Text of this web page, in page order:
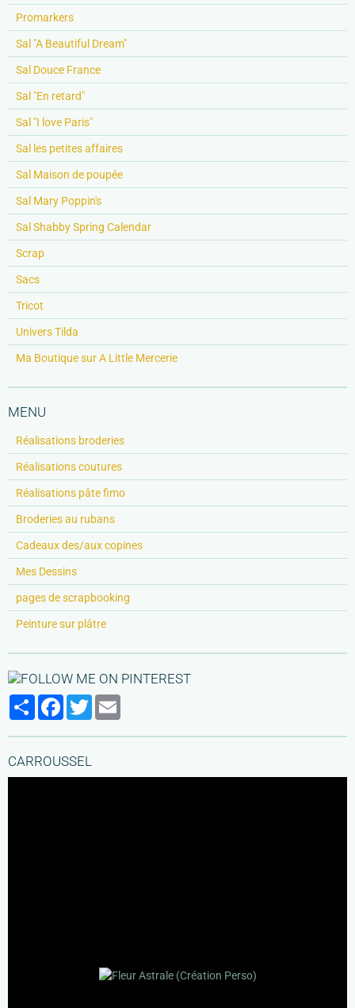
Promarkers
Sal "A Beautiful Dream"
Sal Douce France
Sal "En retard"
Sal "I love Paris"
Sal les petites affaires
Sal Maison de poupée
Sal Mary Poppin's
Sal Shabby Spring Calendar
Scrap
Sacs
Tricot
Univers Tilda
Ma Boutique sur A Little Mercerie
MENU
Réalisations broderies
Réalisations coutures
Réalisations pâte fimo
Broderies au rubans
Cadeaux des/aux copines
Mes Dessins
pages de scrapbooking
Peinture sur plâtre
PartagerFacebook
Twitter
CARROUSSEL